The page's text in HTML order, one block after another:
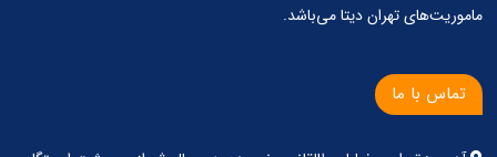
ماموریت‌های تهران دیتا می‌باشد.
تماس با ما